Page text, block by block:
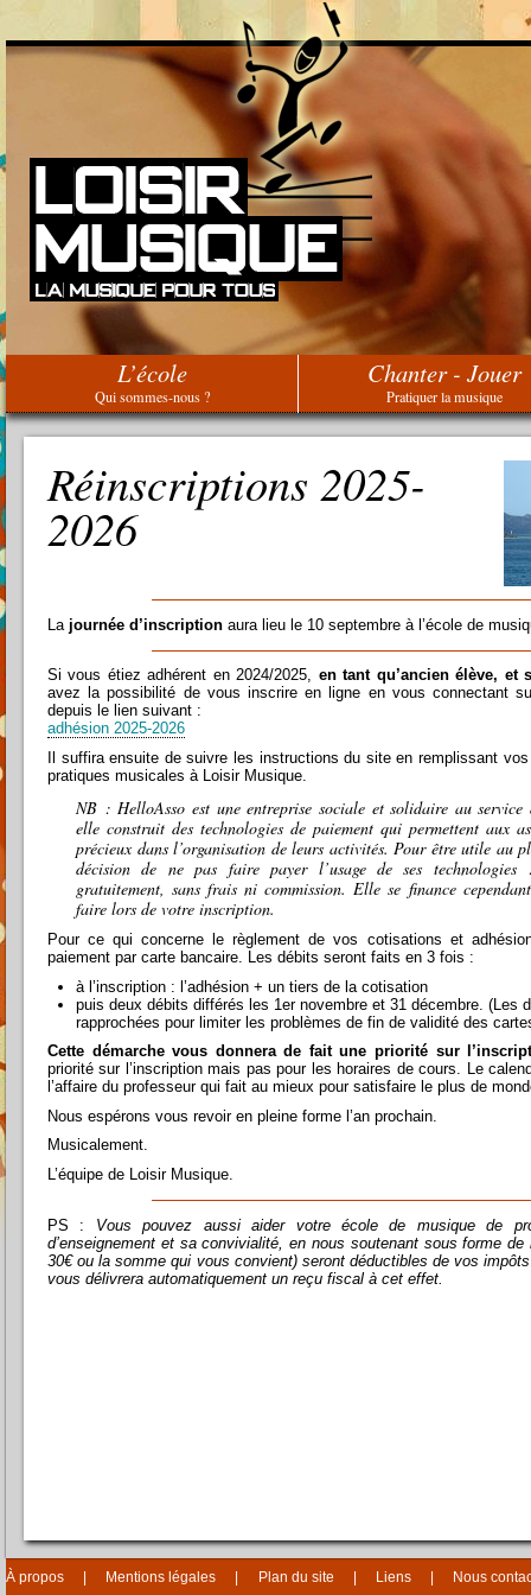
L’école
Qui sommes-nous ?
Chanter - Jouer
Pratiquer la musique
Réinscriptions 2025-
2026
La journée d’inscription aura lieu le 10 septembre à l’école de
Si vous étiez adhérent en 2024/2025, en tant qu’ancien élève, et
avez la possibilité de vous inscrire en ligne en vous connectant
depuis le lien suivant :
adhésion 2025-2026
Il suffira ensuite de suivre les instructions du site en remplissant
pratiques musicales à Loisir Musique.
NB : HelloAsso est une entreprise sociale et solidaire au
elle construit des technologies de paiement qui permettent aux
précieux dans l’organisation de leurs activités. Pour être utile au
décision de ne pas faire payer l’usage de ses technologies
gratuitement, sans frais ni commission. Elle se finance
faire lors de votre inscription.
Pour ce qui concerne le règlement de vos cotisations et
paiement par carte bancaire. Les débits seront faits en 3 fois :
à l’inscription : l’adhésion + un tiers de la cotisation
puis deux débits différés les 1er novembre et 31 décembre. (Les
rapprochées pour limiter les problèmes de fin de validité des
Cette démarche vous donnera de fait une priorité sur
priorité sur l’inscription mais pas pour les horaires de cours. Le
l’affaire du professeur qui fait au mieux pour satisfaire le plus de
Nous espérons vous revoir en pleine forme l’an prochain.
Musicalement.
L’équipe de Loisir Musique.
PS : Vous pouvez aussi aider votre école de musique de
d’enseignement et sa convivialité, en nous soutenant sous forme
30€ ou la somme qui vous convient) seront déductibles de vos
vous délivrera automatiquement un reçu fiscal à cet effet.
À propos Mentions légales Plan du site Liens Nous